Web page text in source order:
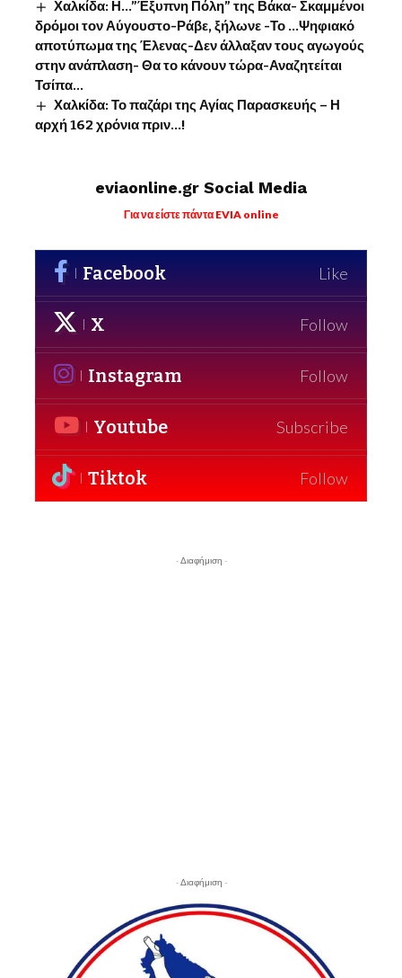
Χαλκίδα: Η…”Έξυπνη Πόλη” της Βάκα- Σκαμμένοι
δρόμοι τον Αύγουστο-Ράβε, ξήλωνε -Το …Ψηφιακό
αποτύπωμα της Έλενας-Δεν άλλαξαν τους αγωγούς
στην ανάπλαση- Θα το κάνουν τώρα-Αναζητείται
Τσίπα…
Χαλκίδα: Το παζάρι της Αγίας Παρασκευής – Η
αρχή 162 χρόνια πριν…!
eviaonline.gr Social Media
Για να είστε πάντα EVIA online
Facebook Like
X Follow
Instagram Follow
Youtube Subscribe
Tiktok Follow
- Διαφήμιση -
- Διαφήμιση -